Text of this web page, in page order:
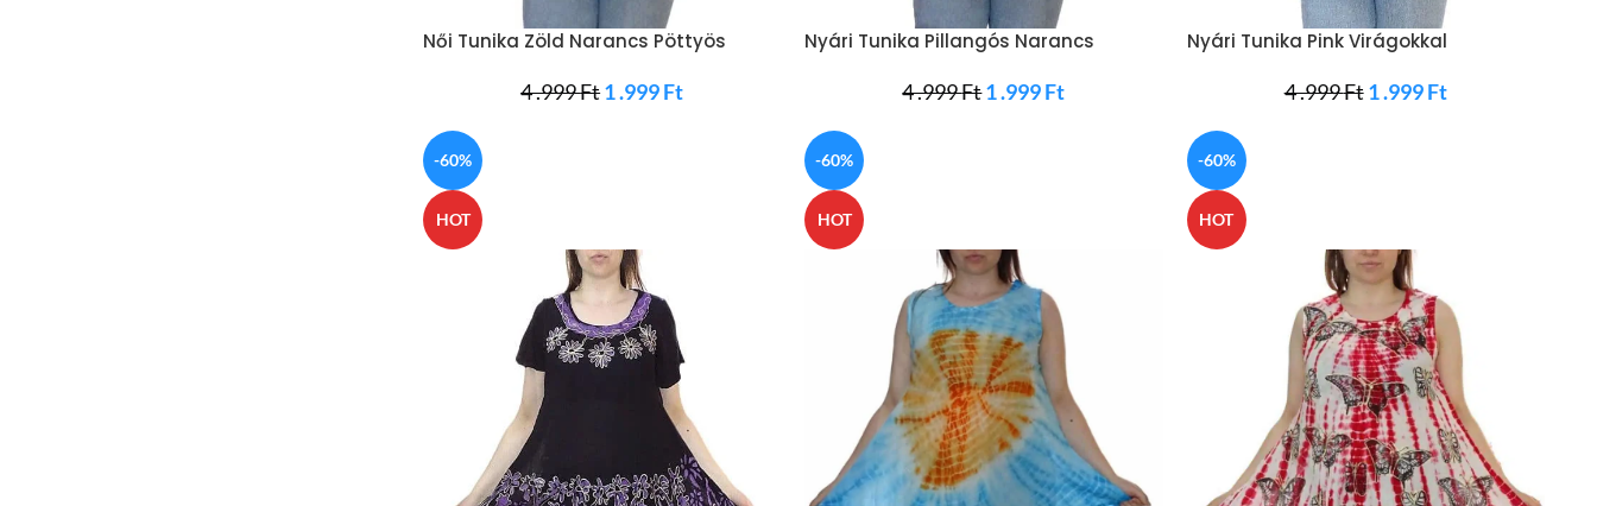
Női Tunika Zöld Narancs Pöttyös
4 .999Ft1 .999Ft
Nyári Tunika Pillangós Narancs
4 .999Ft1 .999Ft
Nyári Tunika Pink Virágokkal
4 .999Ft1 .999Ft
-60%
HOT
-60%
HOT
-60%
HOT